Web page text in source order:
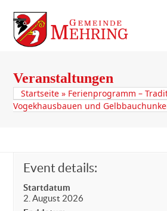
content
Open
mobile
menu
Close
mobile
menu
Veranstaltungen
Startseite » Ferienprogramm –
Vogekhausbauen und
Event details:
Startdatum
2. August 2026